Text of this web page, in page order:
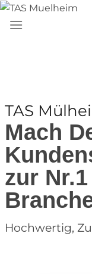
Zum
Inhalt
TAS
Mach
zur
Hochwertig,